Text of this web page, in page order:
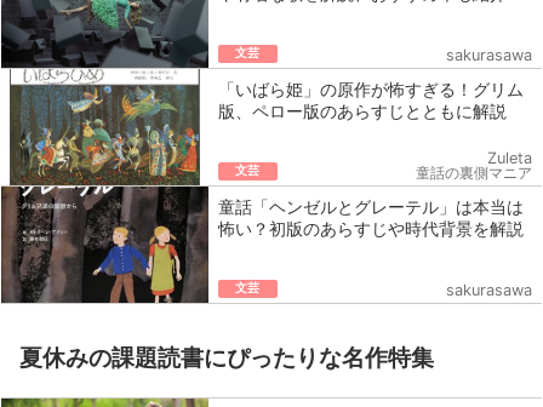
文芸 sakurasawa
「いばら姫」の原作が怖すぎる！グリム
版、ペロー版のあらすじとともに解説
文芸
Zuleta
童話の裏側マニア
童話「ヘンゼルとグレーテル」は本当は
怖い？初版のあらすじや時代背景を解説
文芸 sakurasawa
夏休みの課題読書にぴったりな名作特集